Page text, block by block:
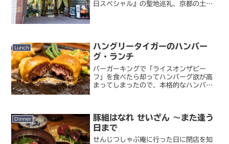
日スペシャル』の聖地巡礼、京都の土鍋
Lunch
ハングリータイガーのハンバー
グ・ランチ
バーガーキングで「ライスオンザビー
フ」を食べたら却ってハンバーグ欲が高
まってしまったので、本格的なハンバー
といえば有名なのは静岡のさ...
Dinner
豚組はなれ せいざん ～また逢う
日まで
せんじつしゃぶ庵に行った日に閉店を知